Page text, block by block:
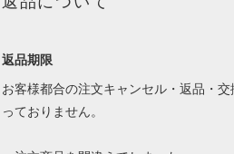
返品期限
お客様都合の注文キャンセル・返品・交
っておりません。